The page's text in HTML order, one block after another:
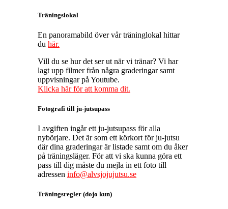
Träningslokal
En panoramabild över vår träninglokal hittar
du här.
Vill du se hur det ser ut när vi tränar? Vi har
lagt upp filmer från några graderingar samt
uppvisningar på Youtube.
Klicka här för att komma dit.
Fotografi till ju-jutsupass
I avgiften ingår ett ju-jutsupass för alla
nybörjare. Det är som ett körkort för ju-jutsu
där dina graderingar är listade samt om du åker
på träningsläger. För att vi ska kunna göra ett
pass till dig måste du mejla in ett foto till
adressen info@alvsjojujutsu.se
Träningsregler (dojo kun)